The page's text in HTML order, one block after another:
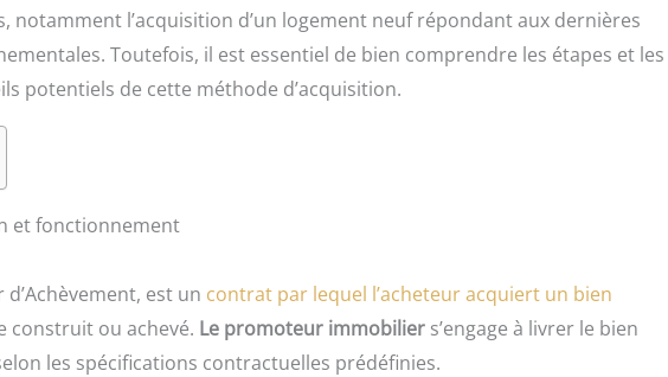
notamment l’acquisition d’un logement neuf répondant aux dernières
Toutefois, il est essentiel de bien comprendre les étapes et les
potentiels de cette méthode d’acquisition.
et fonctionnement
d’Achèvement, est un contrat par lequel l’acheteur acquiert un bien
construit ou achevé. Le promoteur immobilier s’engage à livrer le bien
les spécifications contractuelles prédéfinies.